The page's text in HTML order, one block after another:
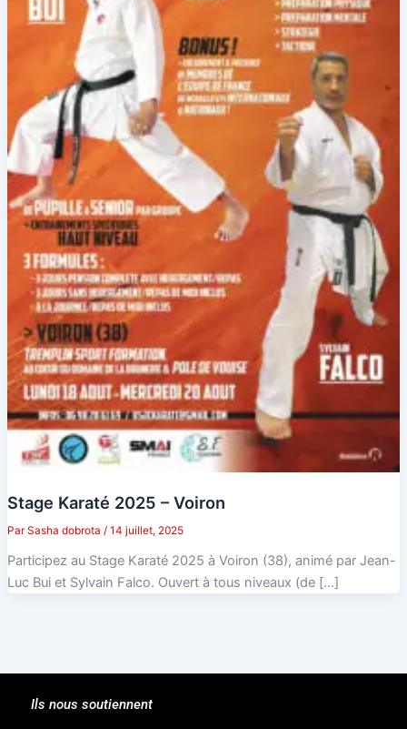
Stage Karaté 2025 – Voiron
Par Sasha dobrota / 14 juillet, 2025
Participez au Stage Karaté 2025 à Voiron (38), animé par Jean-
Luc Bui et Sylvain Falco. Ouvert à tous niveaux (de […]
Ils nous soutiennent